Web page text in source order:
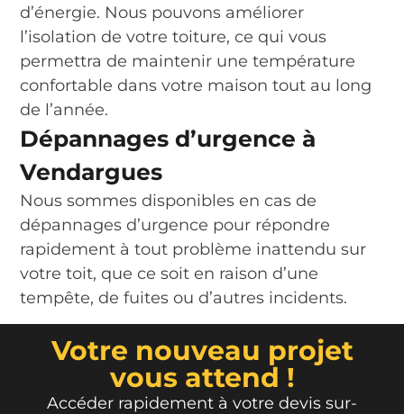
d’énergie. Nous pouvons améliorer
l’isolation de votre toiture, ce qui vous
permettra de maintenir une température
confortable dans votre maison tout au long
de l’année.
Dépannages d’urgence à
Vendargues
Nous sommes disponibles en cas de
dépannages d’urgence pour répondre
rapidement à tout problème inattendu sur
votre toit, que ce soit en raison d’une
tempête, de fuites ou d’autres incidents.
Votre nouveau projet
vous attend !
Accéder rapidement à votre devis sur-